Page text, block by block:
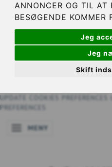
ANNONCER OG TIL AT
BESØGENDE KOMMER
Jeg
Jeg
Skift
UPDATE COOKIES PREFERENCES
PREFERENCES
ÄNDRA NAVIGERING
MENY